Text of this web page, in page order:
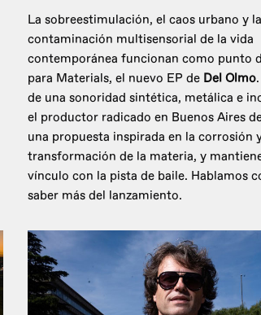
La sobreestimulación, el caos urbano y la
contaminación multisensorial de la vida
contemporánea funcionan como punto
para Materials, el nuevo EP de Del Olmo
de una sonoridad sintética, metálica e
el productor radicado en Buenos Aires
una propuesta inspirada en la corrosión
transformación de la materia, y
vínculo con la pista de baile. Hablamos
saber más del lanzamiento.